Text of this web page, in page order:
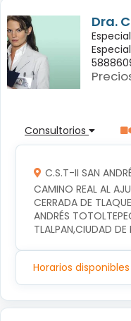
Dra.
Consultorios
C.S.T-II SAN
CAMINO REAL AL
CERRADA DE
ANDRÉS
TLALPAN,CIUDAD
Horarios disponibles